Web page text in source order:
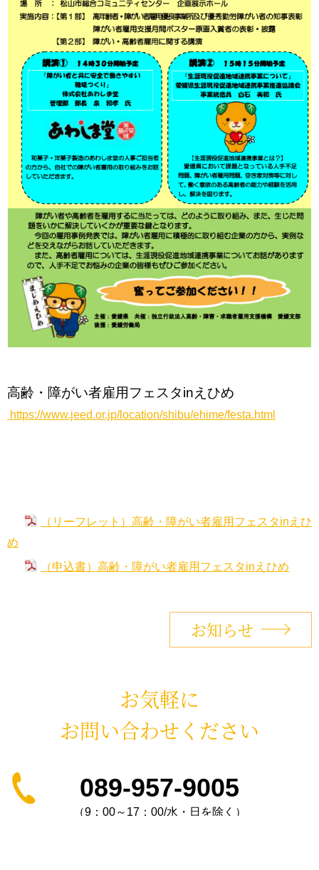
高齢・障がい者雇用フェスタinえひめ
https://www.jeed.or.jp/location/shibu/ehime/festa.html
（リーフレット）高齢・障がい者雇用フェスタinえひ
め
（申込書）高齢・障がい者雇用フェスタinえひめ
お知らせ
お気軽に
お問い合わせください
089-957-9005
（9：00～17：00/水・日を除く）